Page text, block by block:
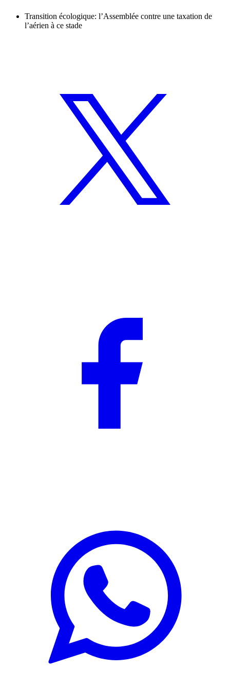
Transition écologique: l’Assemblée contre une taxation de
l’aérien à ce stade